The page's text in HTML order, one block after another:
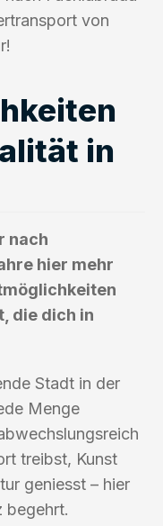
von
in
nach
hier mehr
die dich in
Stadt in der
Menge
treibst, Kunst
geniesst – hier
begehrt.